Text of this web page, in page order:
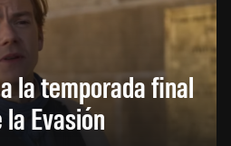
la temporada final
Evasión